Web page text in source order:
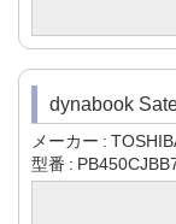
dynabook
メーカー
型番